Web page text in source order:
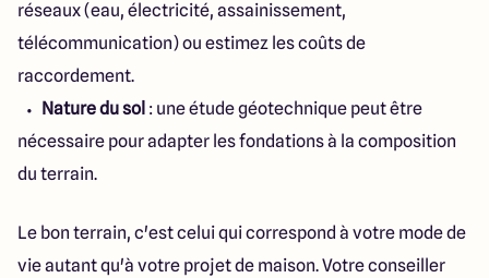
réseaux (eau, électricité, assainissement,
télécommunication) ou estimez les coûts de
raccordement.
Nature du sol : une étude géotechnique peut être
nécessaire pour adapter les fondations à la composition
du terrain.
Le bon terrain, c'est celui qui correspond à votre mode de
vie autant qu'à votre projet de maison. Votre conseiller